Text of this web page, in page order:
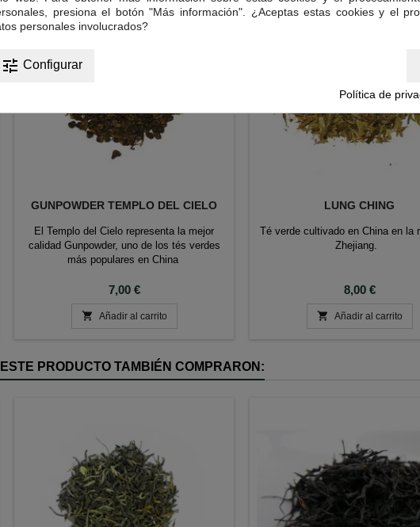
GUNPOWDER TEMPLO DEL CIELO
El Templo del Cielo representa la mejor
calidad Gunpowder, uno de los tés verdes
más populares en China
Precio
7,00 €
 Añadir al carrito
LUNG CHING
Té verde cultivado en China en la
Zhejiang.
Precio
8,00 €
 Añadir al carrito
PRODUCTO TAMBIÉN COMPRARON:
presiona el botón "Más información". ¿Aceptas estas cookies y el
personales involucrados?
tune Configurar
Política de